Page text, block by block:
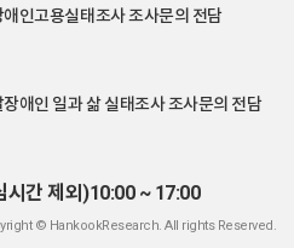
인고용실태조사 조사문의 전담
애인 일과 삶 실태조사 조사문의 전담
시간 제외)10:00 ~ 17:00
© HankookResearch. All rights Reserved.